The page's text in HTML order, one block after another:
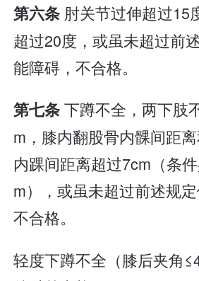
第六条 肘关节过伸超过15
超过20度，或虽未超过前
能障碍，不合格。
第七条下蹲不全，两下肢
m，膝内翻股骨内髁间距
内踝间距离超过7cm（条
m），或虽未超过前述规定
不合格。
轻度下蹲不全（膝后夹角